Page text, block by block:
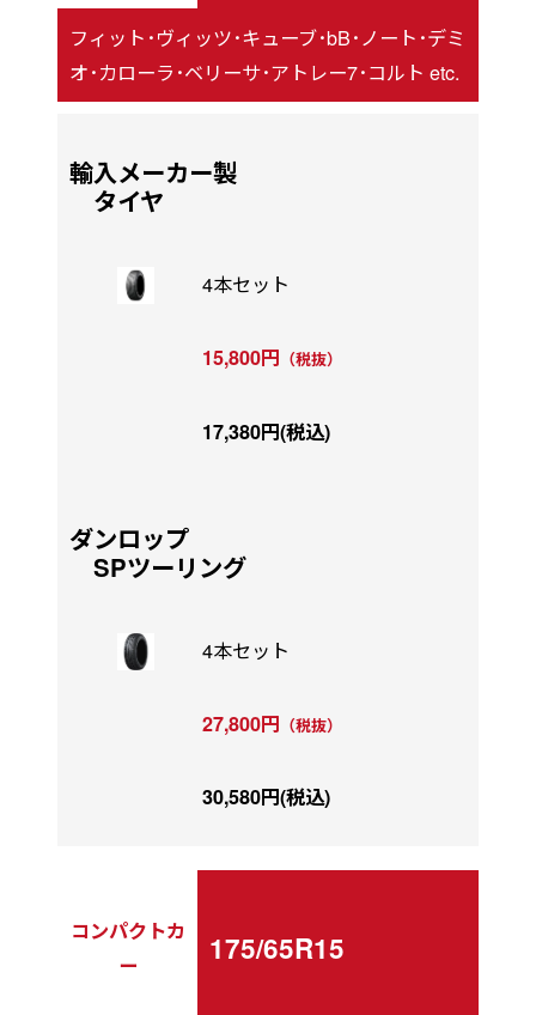
フィット･ヴィッツ･キューブ･bB･ノート･デミ
オ･カローラ･ベリーサ･アトレー7･コルト etc.
輸入メーカー製
タイヤ
4本セット
15,800円 （税抜）
17,380円(税込)
ダンロップ
SPツーリング
4本セット
27,800円 （税抜）
30,580円(税込)
コンパクトカ
ー
175/65R15